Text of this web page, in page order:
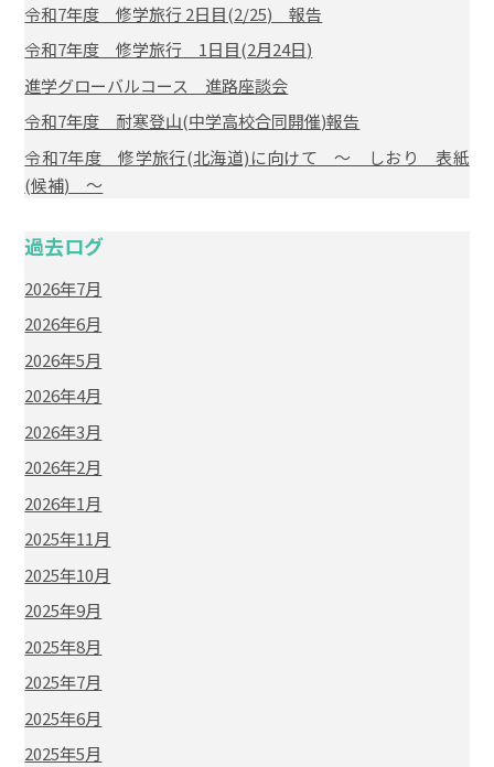
令和7年度 修学旅行 2日目(2/25) 報告
令和7年度 修学旅行 1日目(2月24日)
進学グローバルコース 進路座談会
令和7年度 耐寒登山(中学高校合同開催)報告
令和7年度 修学旅行(北海道)に向けて ～ しおり 表紙
(候補) ～
過去ログ
2026年7月
2026年6月
2026年5月
2026年4月
2026年3月
2026年2月
2026年1月
2025年11月
2025年10月
2025年9月
2025年8月
2025年7月
2025年6月
2025年5月